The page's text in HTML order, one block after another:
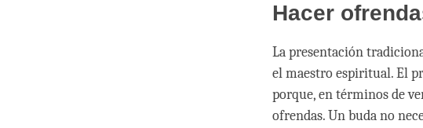
Hacer
La presentación
el maestro espiritual. El
porque, en términos de
ofrendas. Un buda no